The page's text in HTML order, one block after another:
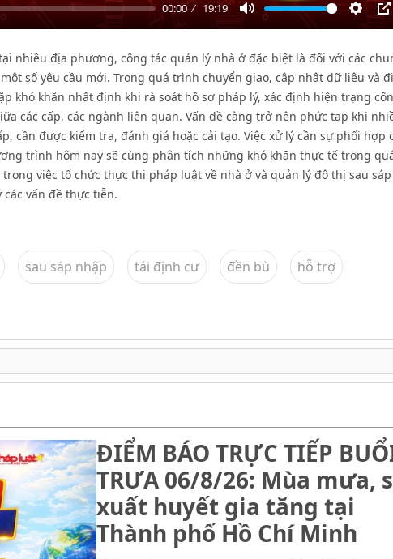
00:00 19:19
Mute Settings
nhiều địa phương, công tác quản lý nhà ở đặc biệt là đối với các
số yêu cầu mới. Trong quá trình chuyển giao, cập nhật dữ liệu và
khó khăn nhất định khi rà soát hồ sơ pháp lý, xác định hiện trạng
các cấp, các ngành liên quan. Vấn đề càng trở nên phức tạp khi
cần được kiểm tra, đánh giá hoặc cải tạo. Việc xử lý cần sự phối hợp
trình hôm nay sẽ cùng phân tích những khó khăn thực tế trong
việc tổ chức thực thi pháp luật về nhà ở và quản lý đô thị sau
vấn đề thực tiễn.
sau sáp nhập tái định cư đền bù hỗ trợ
ĐIỂM BÁO TRỰC TIẾP
TRƯA 06/8/26: Mùa mưa,
xuất huyết gia tăng tại
Thành phố Hồ Chí Minh